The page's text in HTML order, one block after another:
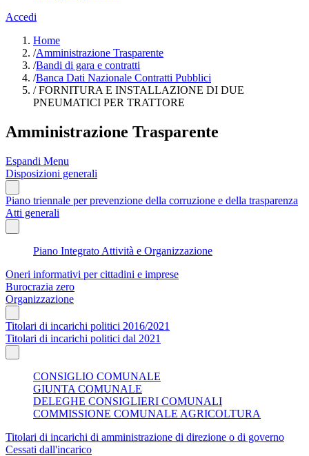
Accedi
Home
/Amministrazione Trasparente
/Bandi di gara e contratti
/Banca Dati Nazionale Contratti Pubblici
/FORNITURA E INSTALLAZIONE DI DUE
PNEUMATICI PER TRATTORE
Amministrazione Trasparente
Espandi Menu
Disposizioni generali
Piano triennale per prevenzione della corruzione e della trasparenza
Atti generali
Piano Integrato Attività e Organizzazione
Oneri informativi per cittadini e imprese
Burocrazia zero
Organizzazione
Titolari di incarichi politici 2016/2021
Titolari di incarichi politici dal 2021
CONSIGLIO COMUNALE
GIUNTA COMUNALE
DELEGHE CONSIGLIERI COMUNALI
COMMISSIONE COMUNALE AGRICOLTURA
Titolari di incarichi di amministrazione di direzione o di governo
Cessati dall'incarico